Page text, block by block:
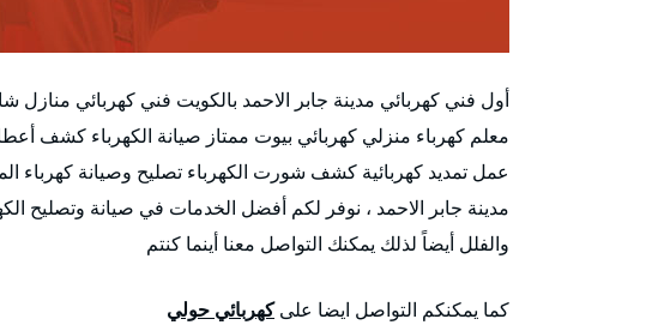
أول فني كهربائي مدينة جابر الاحمد بالكويت فني كهربائي
معلم كهرباء منزلي كهربائي بيوت ممتاز صيانة الكهرباء كشف
عمل تمديد كهربائية كشف شورت الكهرباء تصليح وصيانة كهرباء
مدينة جابر الاحمد ، نوفر لكم أفضل الخدمات في صيانة وتصليح
والفلل أيضاً لذلك يمكنك التواصل معنا أينما كنتم
كما يمكنكم التواصل ايضا علىكهربائي حولي